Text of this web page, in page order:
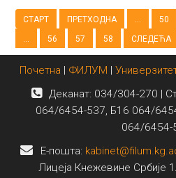
СТАРТ ПРЕТХОДНА ... 50
...
56 57 58 СЛЕДЕЋА
Почетна ФИЛУМ
Деканат: 034/304-270 |
064/6454-537, Б16 064/
064/6454-
E-пошта:
Лицеја Кнежевине Србије